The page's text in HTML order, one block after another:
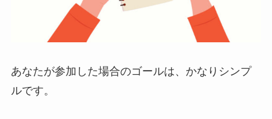
あなたが参加した場合のゴールは、かなりシンプ
ルです。